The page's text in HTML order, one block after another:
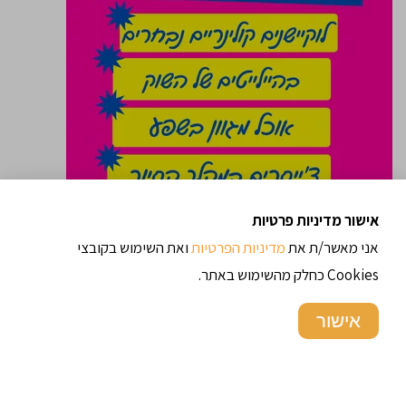
אישור מדיניות פרטיות
אני מאשר/ת אתמדיניות הפרטיותואת השימוש בקובצי
Cookies כחלק מהשימוש באתר.
אישור